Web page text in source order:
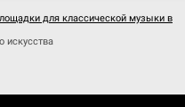
для классической музыки в
искусства